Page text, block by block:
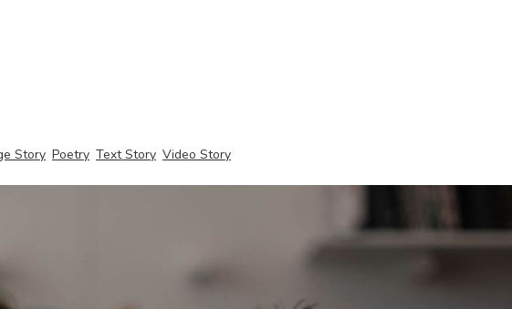
Story Poetry Text Story Video Story